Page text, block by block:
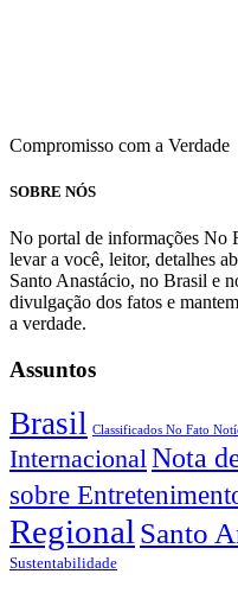
Compromisso com a Verdade
SOBRE NÓS
No portal de informações No
levar a você, leitor, detalhes
Santo Anastácio, no Brasil e
divulgação dos fatos e
a verdade.
Assuntos
Brasil Classificados No Fato
Internacional Nota
sobre
Regional Santo
Sustentabilidade